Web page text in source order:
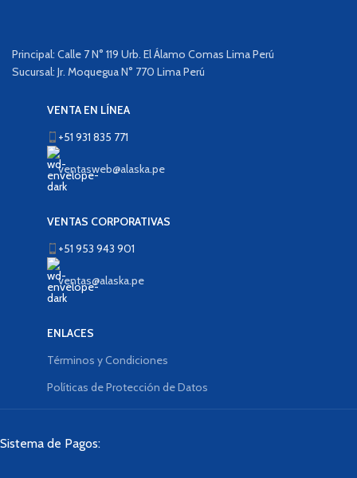
Principal: Calle 7 N° 119 Urb. El Álamo Comas Lima Perú
Sucursal: Jr. Moquegua N° 770 Lima Perú
VENTA EN LÍNEA
+51 931 835 771
ventasweb@alaska.pe
VENTAS CORPORATIVAS
+51 953 943 901
ventas@alaska.pe
ENLACES
Términos y Condiciones
Políticas de Protección de Datos
Sistema de Pagos: